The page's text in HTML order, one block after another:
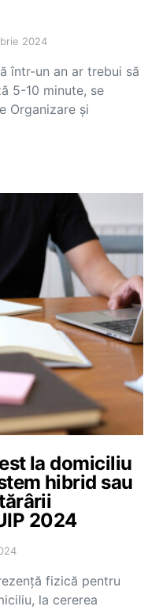
2024
într-un an ar trebui să
5-10 minute, se
Organizare și
la domiciliu
hibrid sau
2024
fizică pentru
la cererea